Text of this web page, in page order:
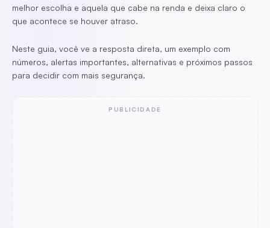
melhor escolha e aquela que cabe na renda e deixa claro o
que acontece se houver atraso.
Neste guia, você ve a resposta direta, um exemplo com
números, alertas importantes, alternativas e próximos passos
para decidir com mais segurança.
PUBLICIDADE